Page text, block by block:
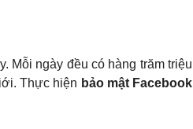
Mỗi ngày đều có hàng trăm triệu
Thực hiện bảo mật Facebook